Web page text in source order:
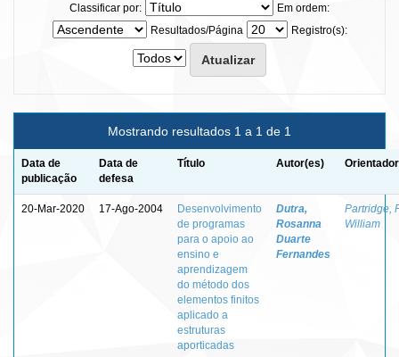
Classificar por:
Em ordem:
Resultados/Página
Registro(s):
Mostrando resultados 1 a 1 de 1
Data de
publicação
Data de
defesa
Título Autor(es)
20-Mar-2020 17-Ago-2004
Desenvolvimento
de programas
para o apoio ao
ensino e
aprendizagem
do método dos
elementos finitos
aplicado a
estruturas
aporticadas
Dutra,
Rosanna
Duarte
Fernandes
Partridge,
William